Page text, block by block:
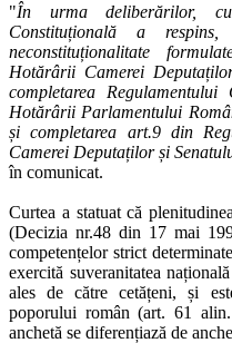
"În urma deliberărilor,
Constituțională a
neconstituționalitate
Hotărârii Camerei
completarea
Hotărârii Parlamentului
și completarea art.9 din
Camerei Deputaților și
în comunicat.
Curtea a statuat că
(Decizia nr.48 din 17 mai
competențelor strict
exercită suveranitatea
ales de către cetățeni, și
poporului român (art. 61
anchetă se diferențiază de